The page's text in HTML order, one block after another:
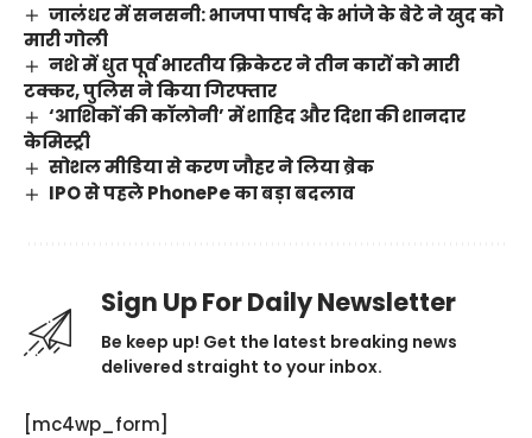
जालंधर में सनसनी: भाजपा पार्षद के भांजे के बेटे ने खुद को
मारी गोली
नशे में धुत पूर्व भारतीय क्रिकेटर ने तीन कारों को मारी
टक्कर, पुलिस ने किया गिरफ्तार
‘आशिकों की कॉलोनी’ में शाहिद और दिशा की शानदार
केमिस्ट्री
सोशल मीडिया से करण जौहर ने लिया ब्रेक
IPO से पहले PhonePe का बड़ा बदलाव
Sign Up For Daily Newsletter
Be keep up! Get the latest breaking news
delivered straight to your inbox.
[mc4wp_form]